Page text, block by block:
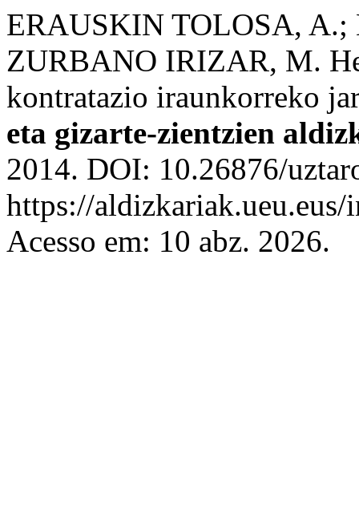
ERAUSKIN TOLOSA,
ZURBANO IRIZAR, M.
kontratazio iraunkorreko
eta gizarte-zientzien
2014. DOI: 10.26876/
https://
Acesso em: 10 abz. 2026.